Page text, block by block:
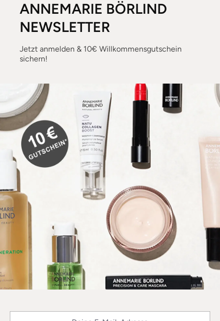
ANNEMARIE BÖRLIND
NEWSLETTER
Jetzt anmelden & 10€ Willkommensgutschein
sichern!